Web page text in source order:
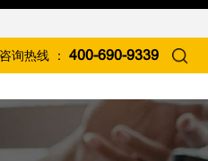
咨询热线 ： 400-690-9339